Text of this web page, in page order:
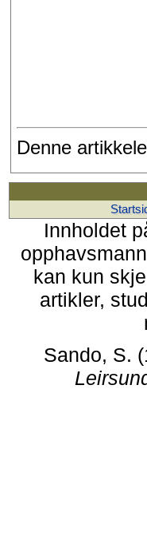
Denne
Innholdet
kan kun
artikler,
Sando, S.